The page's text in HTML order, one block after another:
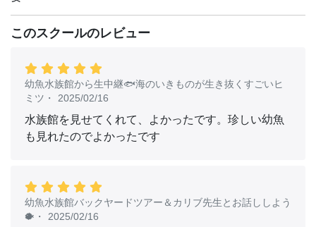
園地が一体となった人気の施設。
■公式HP ：https://www.aws-s.com/
■YouTube ：
https://youtube.com/channel/UCVEmpbL5VzfXsULPFeRsj
■パークテーマ・SDGs関連ページ：
https://www.aws-
s.com/parktheme-sdgs/
このスクールのレビュー
幼魚水族館から生中継🐟海のいきものが生き抜くすごいヒ
ミツ ・ 2025/02/16
水族館を見せてくれて、よかったです。珍しい幼魚
も見れたのでよかったです
幼魚水族館バックヤードツアー＆カリブ先生とお話ししよう
🐡 ・ 2025/02/16